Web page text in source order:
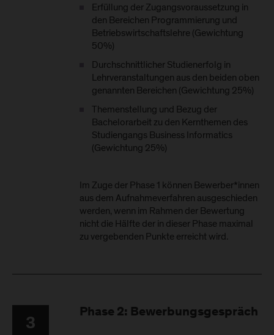
Erfüllung der Zugangsvoraussetzung in
den Bereichen Programmierung und
Betriebswirtschaftslehre (Gewichtung
50%)
Durchschnittlicher Studienerfolg in
Lehrveranstaltungen aus den beiden oben
genannten Bereichen (Gewichtung 25%)
Themenstellung und Bezug der
Bachelorarbeit zu den Kernthemen des
Studiengangs Business Informatics
(Gewichtung 25%)
Im Zuge der Phase 1 können Bewerber*innen
aus dem Aufnahmeverfahren ausgeschieden
werden, wenn im Rahmen der Bewertung
nicht die Hälfte der in dieser Phase maximal
zu vergebenden Punkte erreicht wird.
3
Phase 2: Bewerbungsgespräch